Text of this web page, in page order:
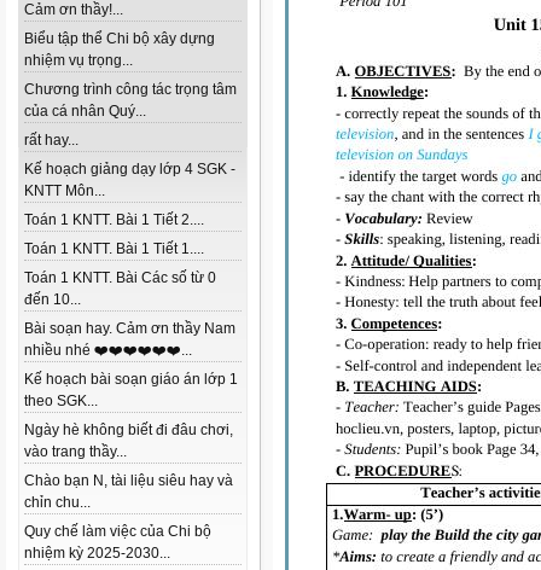
Cảm ơn thầy!...
Biểu tập thể Chi bộ xây dựng
nhiệm vụ trọng...
Chương trình công tác trọng tâm
của cá nhân Quý...
rất hay...
Kế hoạch giảng dạy lớp 4 SGK -
KNTT Môn...
Toán 1 KNTT. Bài 1 Tiết 2....
Toán 1 KNTT. Bài 1 Tiết 1....
Toán 1 KNTT. Bài Các số từ 0
đến 10...
Bài soạn hay. Cảm ơn thầy Nam
nhiều nhé ❤️❤️❤️❤️❤️❤️...
Kế hoạch bài soạn giáo án lớp 1
theo SGK...
Ngày hè không biết đi đâu chơi,
vào trang thầy...
Chào bạn N, tài liệu siêu hay và
chỉn chu...
Quy chế làm việc của Chi bộ
nhiệm kỳ 2025-2030...